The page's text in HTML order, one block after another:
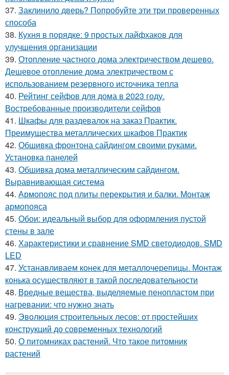
37. Заклинило дверь? Попробуйте эти три проверенных
способа
38. Кухня в порядке: 9 простых лайфхаков для
улучшения организации
39. Отопление частного дома электричеством дешево.
Дешевое отопление дома электричеством с
использованием резервного источника тепла
40. Рейтинг сейфов для дома в 2023 году.
Востребованные производители сейфов
41. Шкафы для раздевалок на заказ Практик.
Преимущества металлических шкафов Практик
42. Обшивка фронтона сайдингом своими руками.
Установка панелей
43. Обшивка дома металлическим сайдингом.
Выравнивающая система
44. Армопояс под плиты перекрытия и балки. Монтаж
армопояса
45. Обои: идеальный выбор для оформления пустой
стены в зале
46. Характеристики и сравнение SMD светодиодов. SMD
LED
47. Устанавливаем конек для металлочерепицы. Монтаж
конька осуществляют в такой последовательности
48. Вредные вещества, выделяемые пенопластом при
нагревании: что нужно знать
49. Эволюция строительных лесов: от простейших
конструкций до современных технологий
50. О питомниках растений. Что такое питомник
растений